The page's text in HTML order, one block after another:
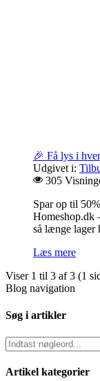
🎉 Få lys i
Udgivet i:
305
Spar op til
Homeshop.dk
så længe lager
Læs mere
Viser 1 til 3 af 3 (1
Blog navigation
Søg i artikler
Artikel kategorier